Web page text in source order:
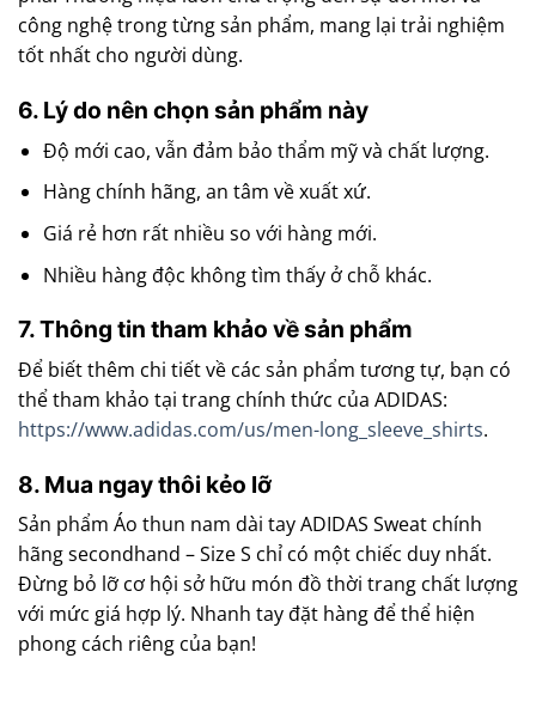
công nghệ trong từng sản phẩm, mang lại trải nghiệm
tốt nhất cho người dùng.
6. Lý do nên chọn sản phẩm này
Độ mới cao, vẫn đảm bảo thẩm mỹ và chất lượng.
Hàng chính hãng, an tâm về xuất xứ.
Giá rẻ hơn rất nhiều so với hàng mới.
Nhiều hàng độc không tìm thấy ở chỗ khác.
7. Thông tin tham khảo về sản phẩm
Để biết thêm chi tiết về các sản phẩm tương tự, bạn có
thể tham khảo tại trang chính thức của ADIDAS:
https://www.adidas.com/us/men-long_sleeve_shirts.
8. Mua ngay thôi kẻo lỡ
Sản phẩm Áo thun nam dài tay ADIDAS Sweat chính
hãng secondhand – Size S chỉ có một chiếc duy nhất.
Đừng bỏ lỡ cơ hội sở hữu món đồ thời trang chất lượng
với mức giá hợp lý. Nhanh tay đặt hàng để thể hiện
phong cách riêng của bạn!